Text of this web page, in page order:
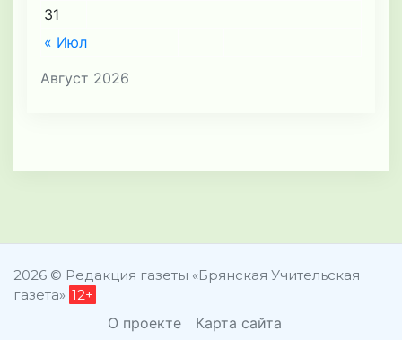
Август 2026
« Июл
31
2026 © Редакция газеты «Брянская Учительская
газета» 12+
О проекте Карта сайта